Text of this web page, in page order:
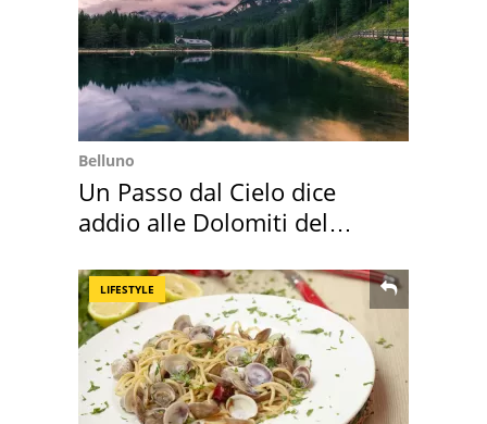
Belluno
Un Passo dal Cielo dice
addio alle Dolomiti del
LIFESTYLE